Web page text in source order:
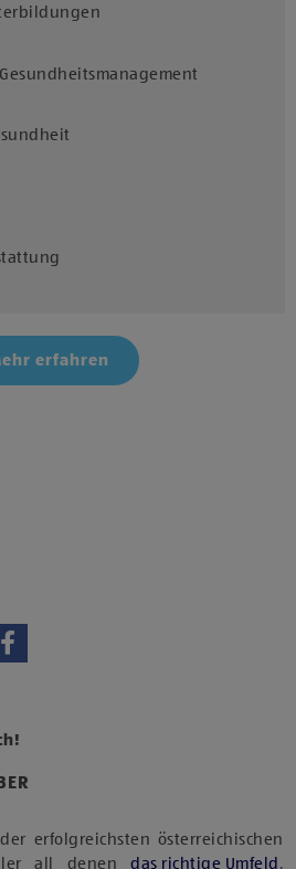
erfahren
erfolgreichsten österreichischen
all denen das richtige Umfeld ,